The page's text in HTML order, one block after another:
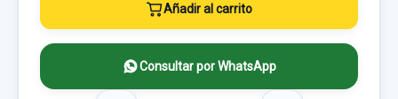
Añadir al carrito
Consultar por WhatsApp